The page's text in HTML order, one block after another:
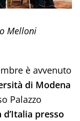
Melloni
è avvenuto
di Modena
Palazzo
presso